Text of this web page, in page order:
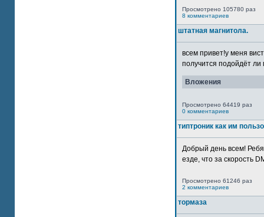
Просмотрено 105780 раз
8 комментариев
штатная магнитола.
всем привет!у меня
получится подойдёт ли
Вложения
Просмотрено 64419 раз
0 комментариев
типтроник как им
Добрый день всем!
езде, что за скорость
Просмотрено 61246 раз
2 комментариев
тормаза